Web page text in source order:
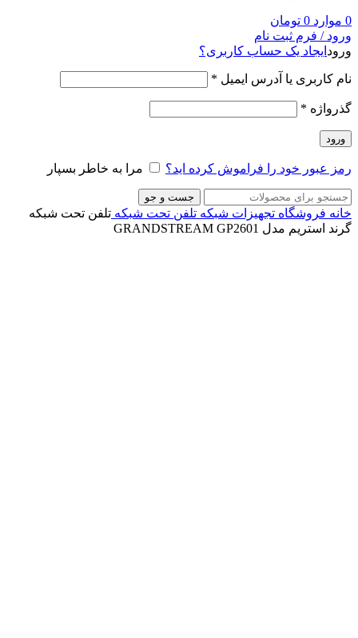
0 موارد 0 تومان
ورود / فرم ثبت نام
ورود ایجاد یک حساب کاربری؟
نام کاربری یا آدرس ایمیل *
گذرواژه *
ورود
رمز عبور خود را فراموش کرده اید؟ مرا به خاطر بسپار
جست و جو
خانه فروشگاه تجهیزات شبکه تلفن تحت شبکه تلفن تحت شبکه
گرند استریم مدل GRANDSTREAM GP2601